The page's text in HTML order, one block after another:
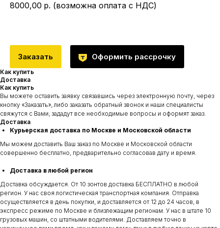
8000,00 р. (возможна оплата с НДС)
Заказать Оформить рассрочку
Как купить
Доставка
Как купить
Вы можете оставить заявку связавшись через электронную почту, через
кнопку «Заказать», либо заказать обратный звонок и наши специалисты
свяжутся с Вами, зададут все необходимые вопросы и оформят заказ.
Доставка
Курьерская доставка по Москве и Московской области
Мы можем доставить Ваш заказ по Москве и Московской области
совершенно бесплатно, предварительно согласовав дату и время.
Доставка в любой регион
Доставка обсуждается. От 10 зонтов доставка БЕСПЛАТНО в любой
регион. У нас своя логистическая транспортная компания. Отправка
осуществляется в день покупки, и доставляется от 12 до 24 часов, в
экспресс режиме по Москве и близлежащим регионам. У нас в штате 10
грузовых машин, со штатными водителями. Доставляем точно в